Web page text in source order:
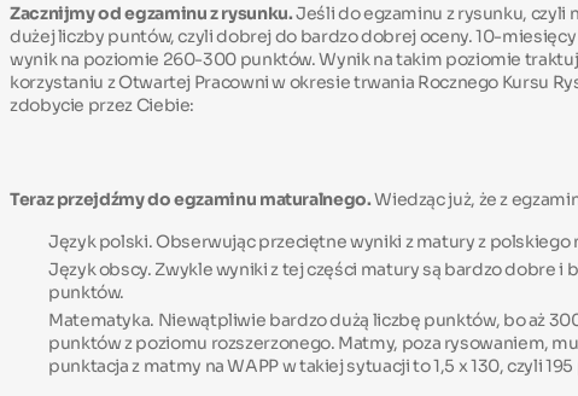
Zacznijmy od egzaminu z rysunku.Jeśli do egzaminu z rysunku, czyli
dużej liczby puntów, czyli dobrej do bardzo dobrej oceny. 10-
wynik na poziomie 260-300 punktów. Wynik na takim poziomie
korzystaniu z Otwartej Pracowni w okresie trwania Rocznego Kursu
zdobycie przez Ciebie:
Teraz przejdźmy do egzaminu maturalnego.Wiedząc już, że z
Język polski. Obserwując przeciętne wyniki z matury z polskiego
Język obscy. Zwykle wyniki z tej części matury są bardzo dobre i
punktów.
Matematyka. Niewątpliwie bardzo dużą liczbę punktów, bo aż
punktów z poziomu rozszerzonego. Matmy, poza rysowaniem,
punktacja z matmy na WAPP w takiej sytuacji to 1,5 x 130, czyli